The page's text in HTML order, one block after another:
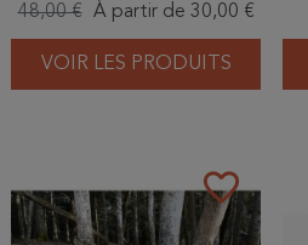
48,00 € À partir de 30,00 €
VOIR LES PRODUITS
favorite_border